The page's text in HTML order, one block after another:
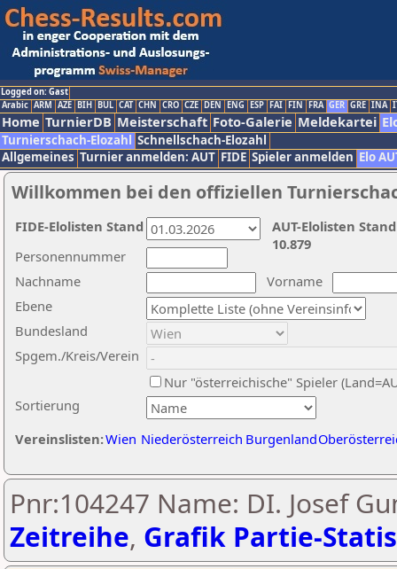
Logged on: Gast
Arabic ARM AZE BIH BUL CAT CHN CRO CZE DEN ENG ESP FAI FIN FRA GER GRE INA
Home TurnierDB Meisterschaft Foto-Galerie Meldekartei
Turnierschach-Elozahl Schnellschach-Elozahl
Allgemeines Turnier anmelden: AUT FIDE Spieler anmelden Elo
Willkommen bei den offiziellen
Nachname
Vorname
Ebene
Sortierung
Personennummer
Bundesland
Spgem./Kreis/Verein
Nur "österreichische" Spieler
Vereinslisten:Wien Niederösterreich Burgenland
AUT-Elolisten
10.879
FIDE-Elolisten Stand
Pnr:104247 Name: DI. Josef
Zeitreihe, Grafik Partie-